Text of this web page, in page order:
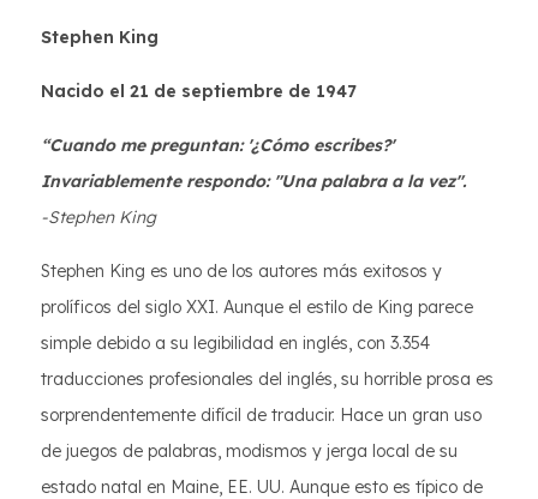
Stephen King
Nacido el 21 de septiembre de 1947
“Cuando me preguntan: '¿Cómo escribes?'
Invariablemente respondo: "Una palabra a la vez".
-Stephen King
Stephen King es uno de los autores más exitosos y
prolíficos del siglo XXI. Aunque el estilo de King parece
simple debido a su legibilidad en inglés, con 3.354
traducciones profesionales del inglés, su horrible prosa es
sorprendentemente difícil de traducir. Hace un gran uso
de juegos de palabras, modismos y jerga local de su
estado natal en Maine, EE. UU. Aunque esto es típico de